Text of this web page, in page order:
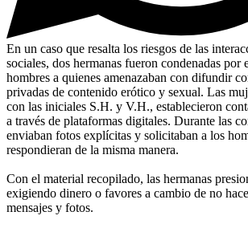
En un caso que resalta los riesgos de las
sociales, dos hermanas fueron condenadas por
hombres a quienes amenazaban con difundir
privadas de contenido erótico y sexual. Las
con las iniciales S.H. y V.H., establecieron
a través de plataformas digitales. Durante las
enviaban fotos explícitas y solicitaban a los
respondieran de la misma manera.
Con el material recopilado, las hermanas
exigiendo dinero o favores a cambio de no
mensajes y fotos.